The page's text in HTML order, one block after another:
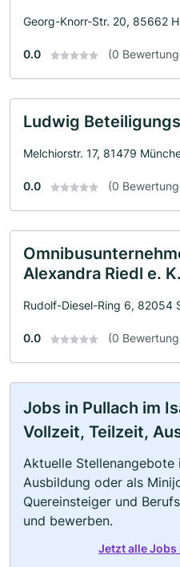
Georg-Knorr-Str. 20, 85662
0.0 (0
Ludwig
Melchiorstr. 17, 81479
0.0 (0
Alexandra Riedl e. K.
Rudolf-Diesel-Ring 6, 82054
0.0 (0
Jobs in Pullach im
Vollzeit, Teilzeit,
Aktuelle
Ausbildung oder als
Quereinsteiger und
und bewerben.
Jetzt alle Jobs